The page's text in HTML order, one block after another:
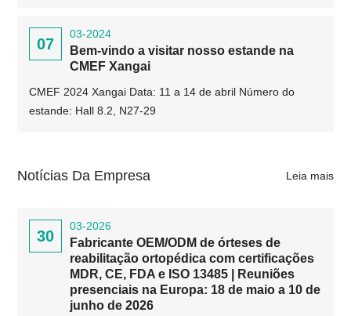
07
03-2024
Bem-vindo a visitar nosso estande na
CMEF Xangai
CMEF 2024 Xangai Data: 11 a 14 de abril Número do
estande: Hall 8.2, N27-29
Notícias Da Empresa Leia mais
30
03-2026
Fabricante OEM/ODM de órteses de
reabilitação ortopédica com certificações
MDR, CE, FDA e ISO 13485 | Reuniões
presenciais na Europa: 18 de maio a 10 de
junho de 2026